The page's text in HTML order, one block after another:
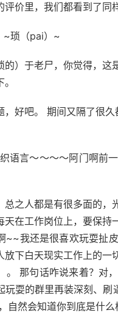
评价里，我们都看到了
~琐（pai）~
的）于老尸，你觉得，
好吧。 期间又隔了很久
语言～～～～阿门啊前
总之人都是有很多面的
在工作岗位上，要保持
~~我还是很喜欢玩耍扯
放下白天现实工作上的
。 那句话咋说来着？对
耍的群里再装深刻、刷
自然会知道你到底是什